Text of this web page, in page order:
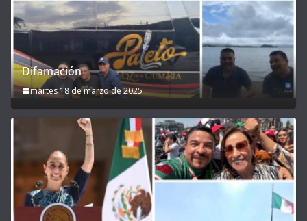
Difamación
martes 18 de marzo de 2025